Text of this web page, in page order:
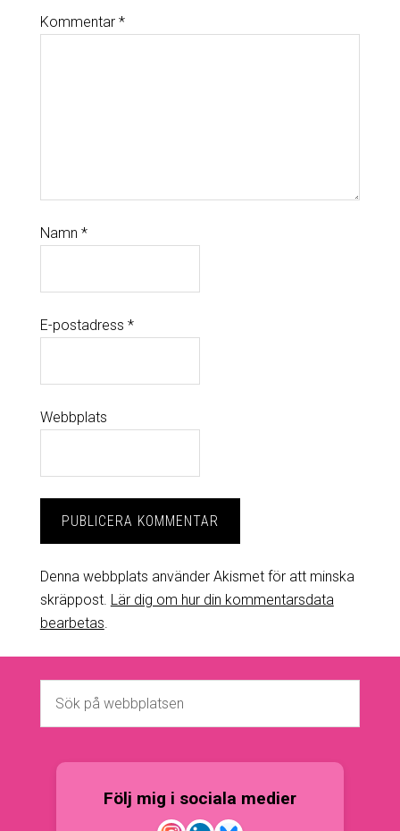
Kommentar *
Namn *
E-postadress *
Webbplats
Denna webbplats använder Akismet för att minska
skräppost. Lär dig om hur din kommentarsdata
bearbetas
Följ mig i sociala medier